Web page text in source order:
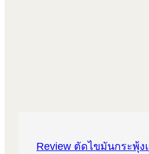
Review ตัดไขมันกระพุ้ง